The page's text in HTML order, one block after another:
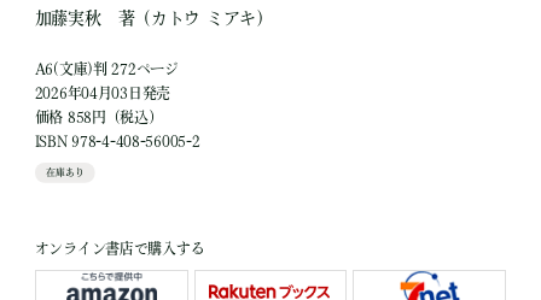
加藤実秋 著（カトウ ミアキ）
A6(文庫)判 272ページ
2026年04月03日発売
価格 858円（税込）
ISBN 978-4-408-56005-2
在庫あり
オンライン書店で購入する